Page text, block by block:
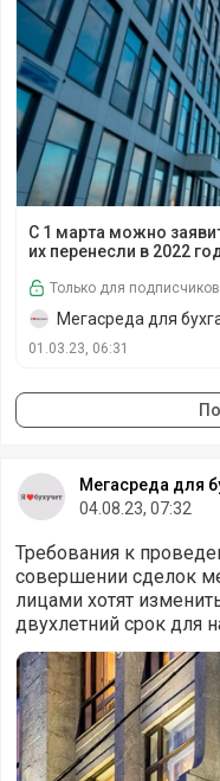
С 1 марта можно
их перенесли в 2022
Только для подписчиков
Мегасреда для
01.03.23, 06:31
Мегасреда для
04.08.23, 07:32
Требования к
совершении сделок
лицами хотят
двухлетний срок для
Минфин предлагает